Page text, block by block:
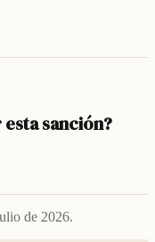
sanción?
de 2026.